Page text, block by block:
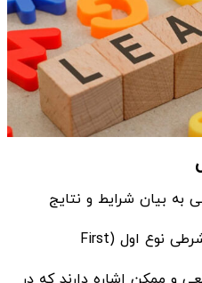
به بیان شرایط و نتایج
احتمالی می پردازند. جملات شرطی نوع اول (First